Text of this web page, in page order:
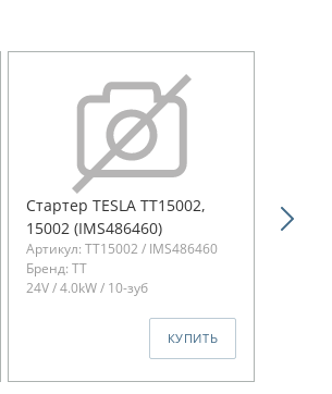
Стартер TESLA TT15002,
15002 (IMS486460)
Артикул: TT15002 / IMS486460
Бренд: TT
24V / 4.0kW / 10-зуб
КУПИТЬ
005,